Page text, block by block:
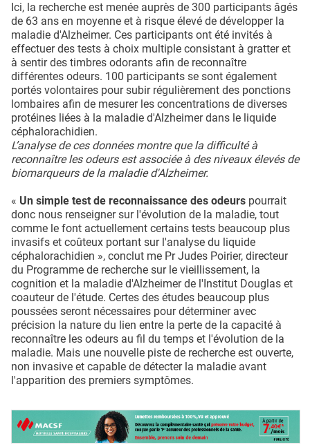
Ici, la recherche est menée auprès de 300 participants âgés
de 63 ans en moyenne et à risque élevé de développer la
maladie d'Alzheimer. Ces participants ont été invités à
effectuer des tests à choix multiple consistant à gratter et
à sentir des timbres odorants afin de reconnaître
différentes odeurs. 100 participants se sont également
portés volontaires pour subir régulièrement des ponctions
lombaires afin de mesurer les concentrations de diverses
protéines liées à la maladie d'Alzheimer dans le liquide
céphalorachidien.
L’analyse de ces données montre que la difficulté à
reconnaître les odeurs est associée à des niveaux élevés de
biomarqueurs de la maladie d'Alzheimer.
« Un simple test de reconnaissance des odeurs pourrait
donc nous renseigner sur l'évolution de la maladie, tout
comme le font actuellement certains tests beaucoup plus
invasifs et coûteux portant sur l'analyse du liquide
céphalorachidien », conclut me Pr Judes Poirier, directeur
du Programme de recherche sur le vieillissement, la
cognition et la maladie d'Alzheimer de l'Institut Douglas et
coauteur de l'étude. Certes des études beaucoup plus
poussées seront nécessaires pour déterminer avec
précision la nature du lien entre la perte de la capacité à
reconnaître les odeurs au fil du temps et l'évolution de la
maladie. Mais une nouvelle piste de recherche est ouverte,
non invasive et capable de détecter la maladie avant
l'apparition des premiers symptômes.